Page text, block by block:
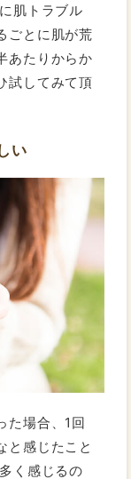
肌トラブル
ごとに肌が荒
あたりからか
試してみて頂
い
た場合、1回
と感じたこと
く感じるの